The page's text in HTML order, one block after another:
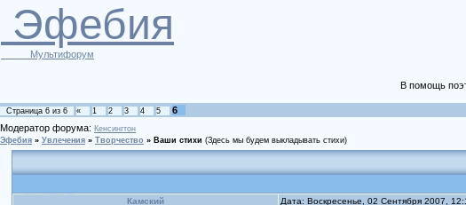
Эфебия
Мультифорум
В помощь
Страница 6 из 6 « 1 2 3 4 5
6
Модератор форума: Кенсингтон
Эфебия » Увлечения » Творчество » Ваши стихи (Здесь мы будем выкладывать стихи)
Камский Дата: Воскресенье, 02 Сентября 2007,